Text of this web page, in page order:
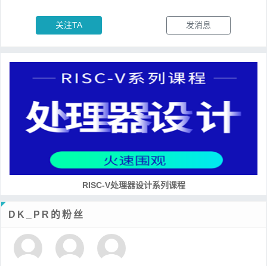
关注TA 发消息
RISC-V处理器设计系列课程
DK_PR的粉丝